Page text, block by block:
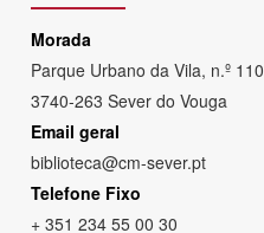
Morada
Parque Urbano da Vila, n.º 110
3740-263 Sever do Vouga
Email geral
biblioteca@cm-sever.pt
Telefone Fixo
+ 351 234 55 00 30